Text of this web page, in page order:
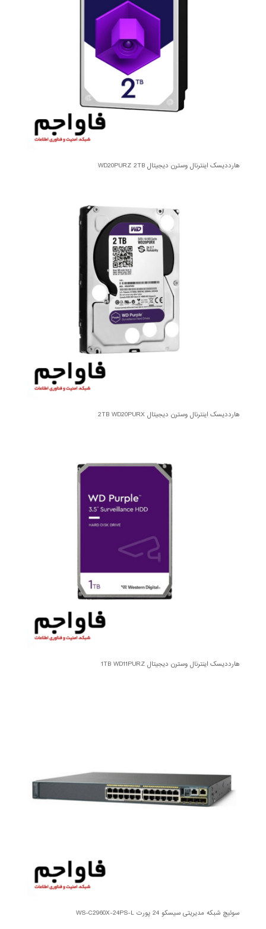
هارددیسک اینترنال وسترن دیجیتال WD20PURZ 2TB
هارددیسک اینترنال وسترن دیجیتال 2TB WD20PURX
هارددیسک اینترنال وسترن دیجیتال 1TB WD11PURZ
سوئیچ شبکه مدیریتی سیسکو 24 پورت WS-C2960X-24PS-L